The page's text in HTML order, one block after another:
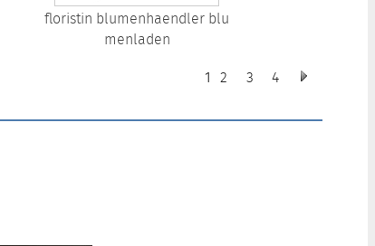
floristin blumenhaendler blu
menladen
1 2 3 4